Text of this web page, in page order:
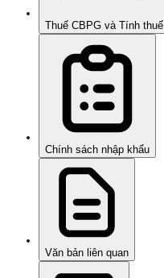
Thuế CBPG và Tính thuế
Chính sách nhập khẩu
Văn bản liên quan